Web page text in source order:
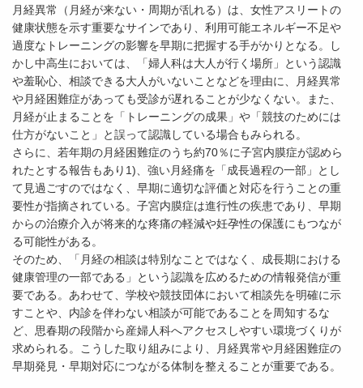
月経異常（月経が来ない・周期が乱れる）は、女性アスリートの
健康状態を示す重要なサインであり、利用可能エネルギー不足や
過度なトレーニングの影響を早期に把握する手がかりとなる。し
かし中高生においては、「婦人科は大人が行く場所」という認識
や羞恥心、相談できる大人がいないことなどを理由に、月経異常
や月経困難症があっても受診が遅れることが少なくない。また、
月経が止まることを「トレーニングの成果」や「競技のためには
仕方がないこと」と誤って認識している場合もみられる。
さらに、若年期の月経困難症のうち約70％に子宮内膜症が認めら
れたとする報告もあり1)、強い月経痛を「成長過程の一部」とし
て見過ごすのではなく、早期に適切な評価と対応を行うことの重
要性が指摘されている。子宮内膜症は進行性の疾患であり、早期
からの治療介入が将来的な疼痛の軽減や妊孕性の保護にもつなが
る可能性がある。
そのため、「月経の相談は特別なことではなく、成長期における
健康管理の一部である」という認識を広めるための情報発信が重
要である。あわせて、学校や競技団体において相談先を明確に示
すことや、内診を伴わない相談が可能であることを周知するな
ど、思春期の段階から産婦人科へアクセスしやすい環境づくりが
求められる。こうした取り組みにより、月経異常や月経困難症の
早期発見・早期対応につながる体制を整えることが重要である。